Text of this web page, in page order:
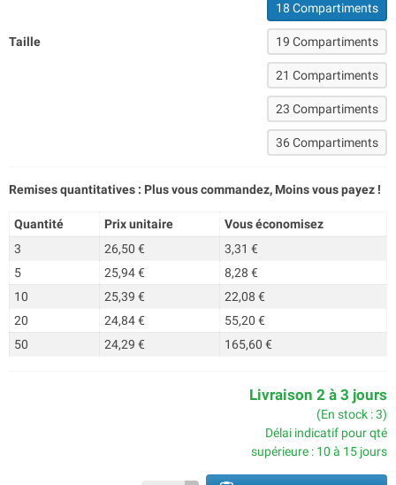
Taille
18 Compartiments
19 Compartiments
21 Compartiments
23 Compartiments
36 Compartiments
Remises quantitatives : Plus vous commandez, Moins vous payez !
Quantité Prix unitaire
Vous économisez
3
26,50 €
3,31 €
5
25,94 €
8,28 €
10
25,39 €
22,08 €
20
24,84 €
55,20 €
50
24,29 € 165,60 €
Livraison 2 à 3 jours
(En stock : 3)
Délai indicatif pour qté
supérieure : 10 à 15 jours